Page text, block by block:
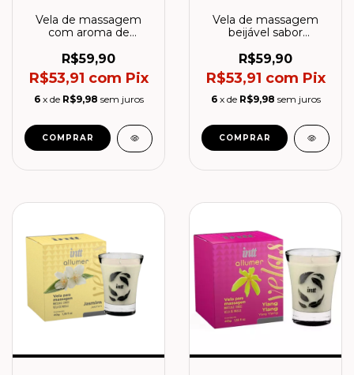
Vela de massagem
com aroma de
R$59,90
R$53,91 com Pix
6 x de R$9,98 sem juros
Vela de massagem
beijável sabor
R$59,90
R$53,91 com Pix
6 x de R$9,98 sem juros